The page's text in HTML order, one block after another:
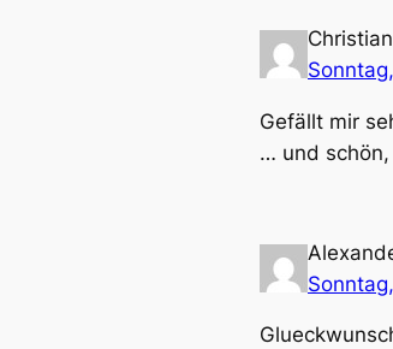
Christian
Gefällt mir
… und